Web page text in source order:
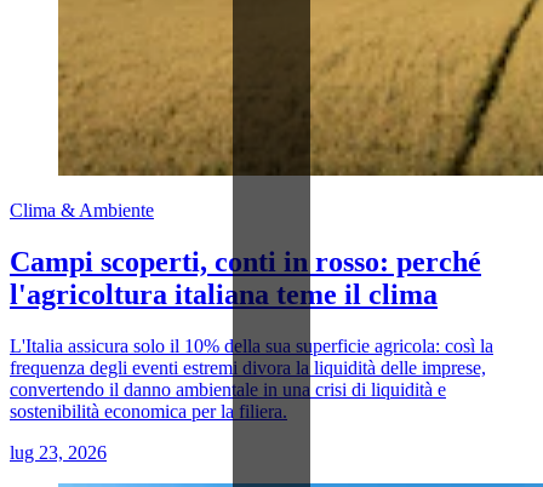
Clima & Ambiente
Campi scoperti, conti in rosso: perché
l'agricoltura italiana teme il clima
L'Italia assicura solo il 10% della sua superficie agricola: così la
frequenza degli eventi estremi divora la liquidità delle imprese,
convertendo il danno ambientale in una crisi di liquidità e
sostenibilità economica per la filiera.
lug 23, 2026